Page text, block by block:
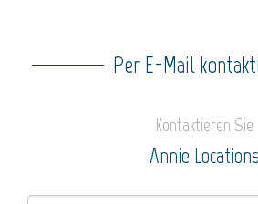
Per E-Mail
Kontaktieren Sie
Annie Locations